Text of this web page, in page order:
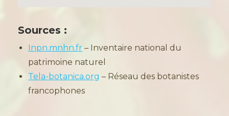
Sources :
Inpn.mnhn.fr – Inventaire national du
patrimoine naturel
Tela-botanica.org – Réseau des botanistes
francophones